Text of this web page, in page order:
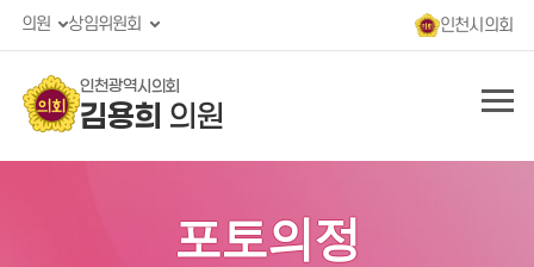
의원 상임위원회 인천시의회
인천광역시의회
김용희 의원
포토의정